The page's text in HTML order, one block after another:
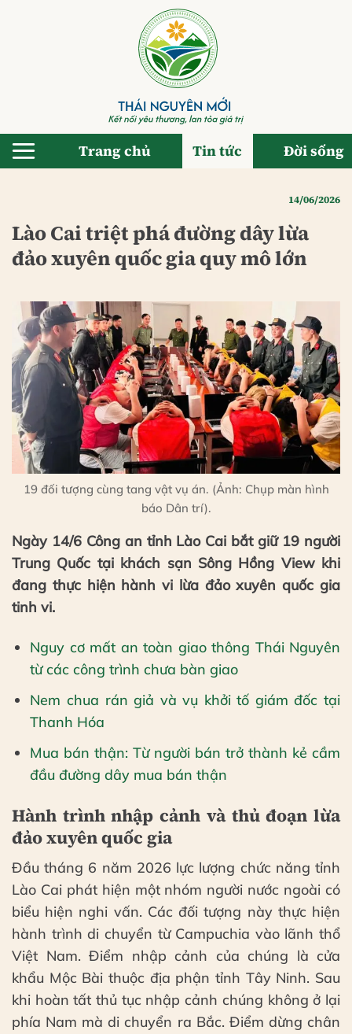
Trang chủ Tin tức Đời sống
14/06/2026
Lào Cai triệt phá đường dây lừa
đảo xuyên quốc gia quy mô lớn
19 đối tượng cùng tang vật vụ án. (Ảnh: Chụp màn hình
báo Dân trí).
Ngày 14/6 Công an tỉnh Lào Cai bắt giữ 19 người
Trung Quốc tại khách sạn Sông Hồng View khi
đang thực hiện hành vi lừa đảo xuyên quốc gia
tinh vi.
Nguy cơ mất an toàn giao thông Thái Nguyên
từ các công trình chưa bàn giao
Nem chua rán giả và vụ khởi tố giám đốc tại
Thanh Hóa
Mua bán thận: Từ người bán trở thành kẻ cầm
đầu đường dây mua bán thận
Hành trình nhập cảnh và thủ đoạn lừa
đảo xuyên quốc gia
Đầu tháng 6 năm 2026 lực lượng chức năng tỉnh
Lào Cai phát hiện một nhóm người nước ngoài có
biểu hiện nghi vấn. Các đối tượng này thực hiện
hành trình di chuyển từ Campuchia vào lãnh thổ
Việt Nam. Điểm nhập cảnh của chúng là cửa
khẩu Mộc Bài thuộc địa phận tỉnh Tây Ninh. Sau
khi hoàn tất thủ tục nhập cảnh chúng không ở lại
phía Nam mà di chuyển ra Bắc. Điểm dừng chân